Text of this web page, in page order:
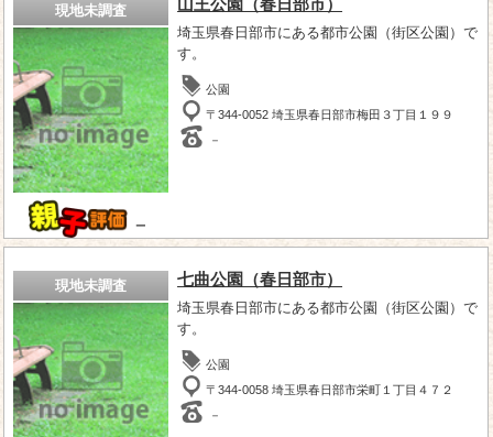
現地未調査
－
山王公園（春日部市）
埼玉県春日部市にある都市公園（街区公園）で
す。
公園
〒344-0052 埼玉県春日部市梅田３丁目１９９
－
現地未調査 七曲公園（春日部市）
埼玉県春日部市にある都市公園（街区公園）で
す。
公園
〒344-0058 埼玉県春日部市栄町１丁目４７２
－